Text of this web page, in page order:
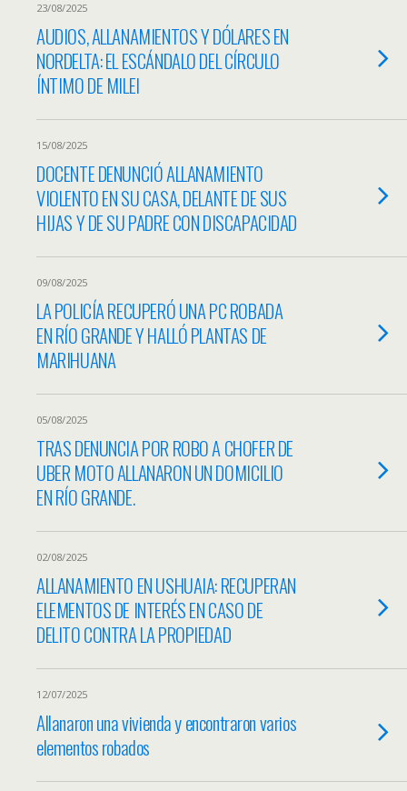
23/08/2025
AUDIOS, ALLANAMIENTOS Y DÓLARES EN
NORDELTA: EL ESCÁNDALO DEL CÍRCULO
ÍNTIMO DE MILEI
15/08/2025
DOCENTE DENUNCIÓ ALLANAMIENTO
VIOLENTO EN SU CASA, DELANTE DE SUS
HIJAS Y DE SU PADRE CON DISCAPACIDAD
09/08/2025
LA POLICÍA RECUPERÓ UNA PC ROBADA
EN RÍO GRANDE Y HALLÓ PLANTAS DE
MARIHUANA
05/08/2025
TRAS DENUNCIA POR ROBO A CHOFER DE
UBER MOTO ALLANARON UN DOMICILIO
EN RÍO GRANDE.
02/08/2025
ALLANAMIENTO EN USHUAIA: RECUPERAN
ELEMENTOS DE INTERÉS EN CASO DE
DELITO CONTRA LA PROPIEDAD
12/07/2025
Allanaron una vivienda y encontraron varios
elementos robados